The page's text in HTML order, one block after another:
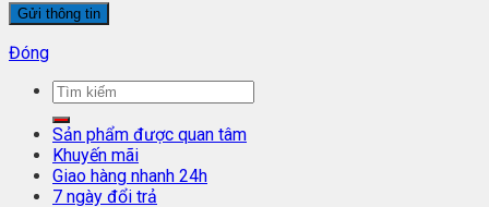
Đóng
Sản phẩm được quan tâm
Khuyến mãi
Giao hàng nhanh 24h
7 ngày đổi trả